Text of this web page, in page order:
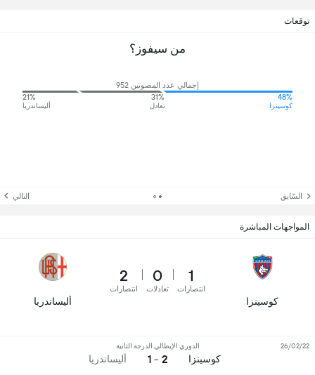
توقعات
من سيفوز؟
إجمالي عدد المصوتين 952
48%
كوسينزا
31%
تعادل
21%
أليساندريا
السّابق التالي
المواجهات المباشرة
كوسينزا
1
انتصارات
0
تعادلات
2
انتصارات
أليساندريا
كوسينزا
الدوري الإيطالي الدرجة الثانية
2 - 1 أليساندريا
26/02/22